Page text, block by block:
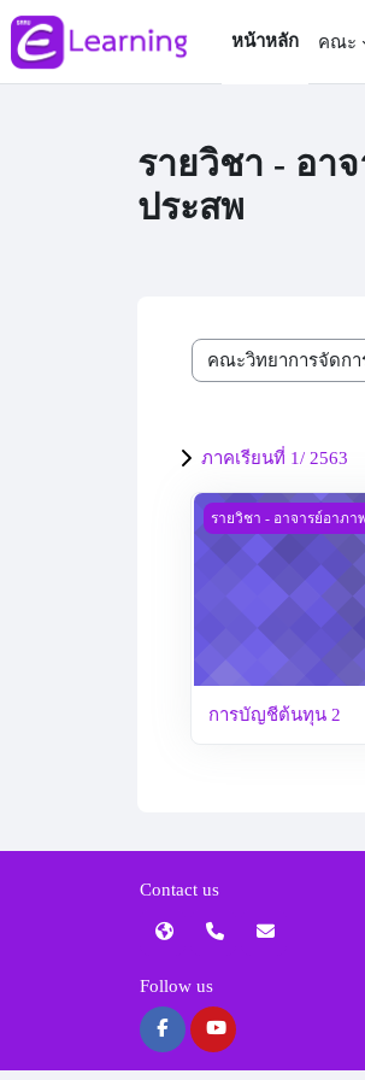
ข้ามไปที่เนื้อหาหลัก
หน้าหลัก
คณะ
รายวิชา - อา
ประสพ
ประเภทของรายวิชา
ภาคเรียนที่ 1/ 2563
การบัญชีต้นทุน 2
รายวิชา - อาจารย์อาภา
การบัญชีต้นทุน 2
Contact us
Follow us